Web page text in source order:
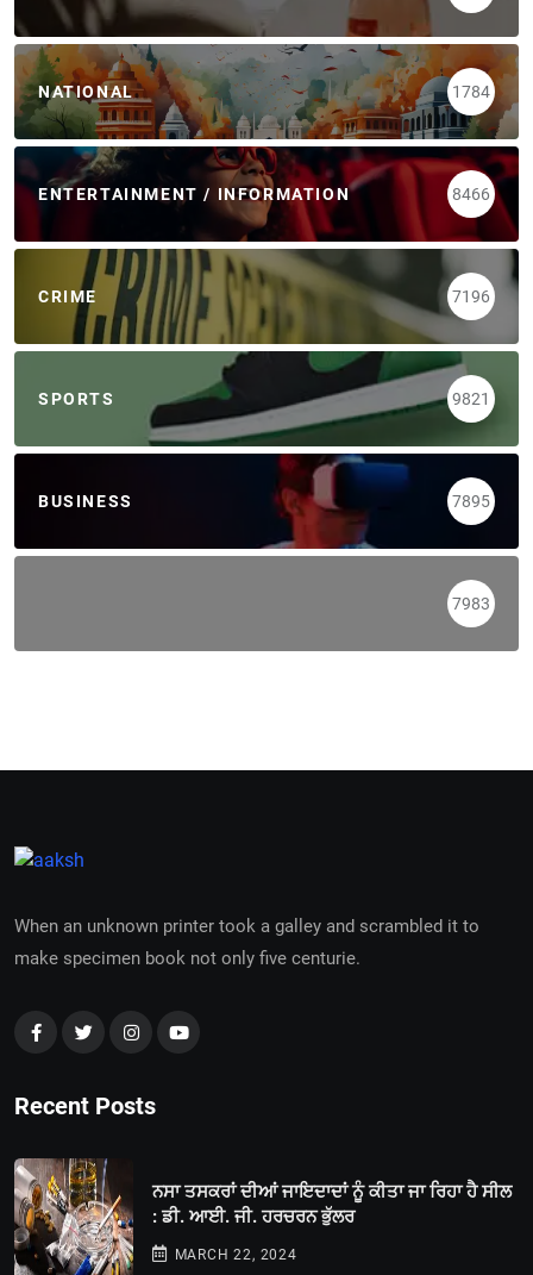
NATIONAL 1784
ENTERTAINMENT / INFORMATION 8466
CRIME 7196
SPORTS 9821
BUSINESS 7895
7983
When an unknown printer took a galley and scrambled it to
make specimen book not only five centurie.
Recent Posts
ਨਸਾ ਤਸਕਰਾਂ ਦੀਆਂ ਜਾਇਦਾਦਾਂ ਨੂੰ ਕੀਤਾ ਜਾ ਰਿਹਾ ਹੈ ਸੀਲ
: ਡੀ. ਆਈ. ਜੀ. ਹਰਚਰਨ ਭੁੱਲਰ
MARCH 22, 2024